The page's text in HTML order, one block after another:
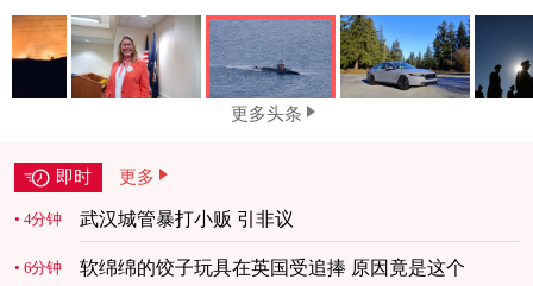
更多头条
即时 更多
4分钟 武汉城管暴打小贩 引非议
6分钟 软绵绵的饺子玩具在英国受追捧 原因竟是这个